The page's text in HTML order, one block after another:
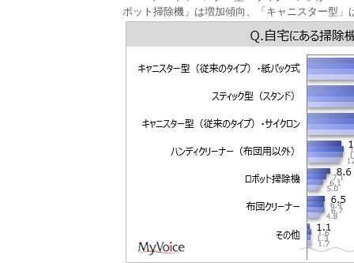
ボット掃除機」は増加傾向、「キャニスター型」